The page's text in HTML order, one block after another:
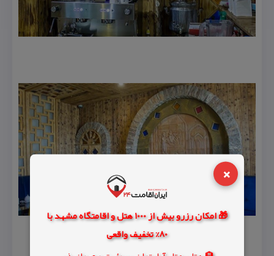
×
🎁 امکان رزرو بیش از 1000 هتل و اقامتگاه مشهد با
80% تخفیف واقعی